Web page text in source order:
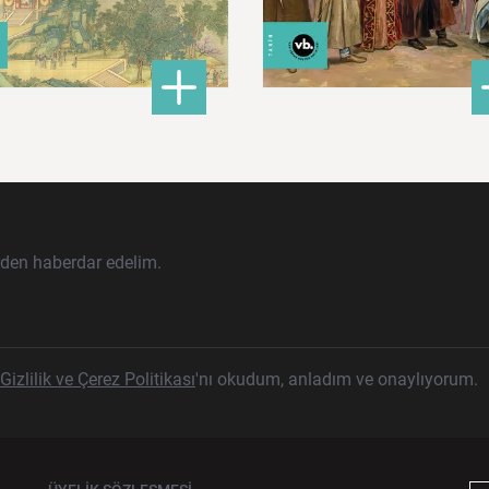
İslam Fethinden Timur’a Mezopotamya, Iran Ve Türkistan
DETAYLI BİLGİ: Çin: Tarih, Kültür ve MedeniyetDETAYLI BİLGİ:
haberdar edelim.
Gizlilik ve Çerez Politikası'nı okudum, anladım ve onaylıyorum.